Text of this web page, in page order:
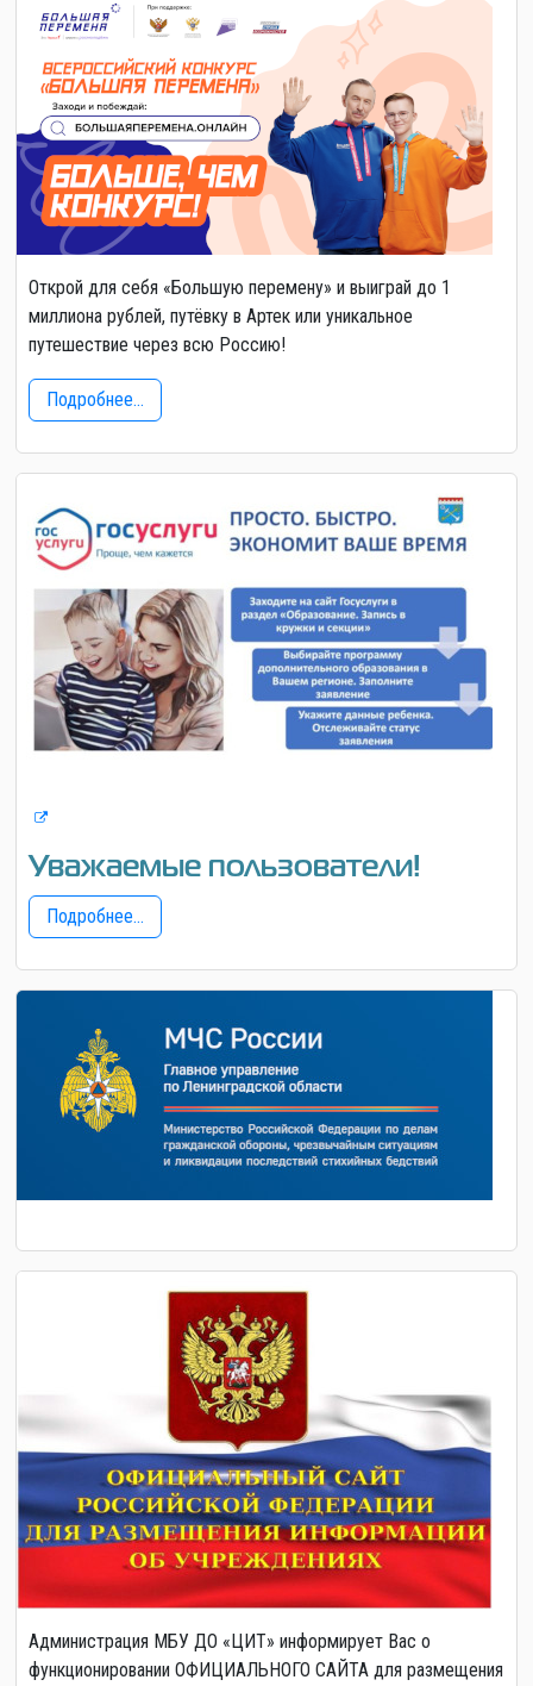
Открой для себя «Большую перемену» и выиграй до 1
миллиона рублей, путёвку в Артек или уникальное
путешествие через всю Россию!
Подробнее...
Уважаемые пользователи!
Подробнее...
Администрация МБУ ДО «ЦИТ» информирует Вас о
функционировании ОФИЦИАЛЬНОГО САЙТА для размещения